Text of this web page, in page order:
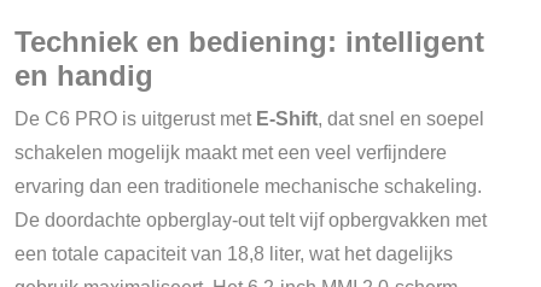
Techniek en bediening: intelligent
en handig
De C6 PRO is uitgerust met E-Shift, dat snel en soepel
schakelen mogelijk maakt met een veel verfijndere
ervaring dan een traditionele mechanische schakeling.
De doordachte opberglay-out telt vijf opbergvakken met
een totale capaciteit van 18,8 liter, wat het dagelijks